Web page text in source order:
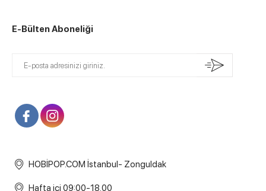
E-Bülten Aboneliği
HOBİPOP.COM İstanbul- Zonguldak
Hafta içi 09:00-18.00